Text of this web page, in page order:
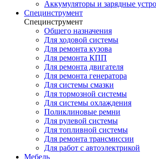
Аккумуляторы и зарядные
Специнструмент
Специнструмент
Общего назначения
Для ходовой системы
Для ремонта кузова
Для ремонта КПП
Для ремонта двигателя
Для ремонта генератора
Для системы смазки
Для тормозной системы
Для системы охлаждения
Поликлиновые ремни
Для рулевой системы
Для топливной системы
Для ремонта трансмиссии
Для работ с автоэлектрикой
Мебель